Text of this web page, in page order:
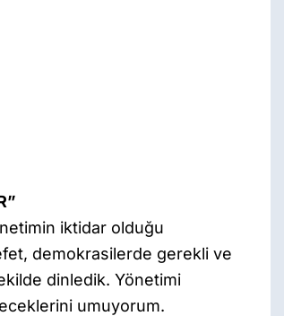
iktidar olduğu
demokrasilerde gerekli ve
dinledik. Yönetimi
umuyorum.